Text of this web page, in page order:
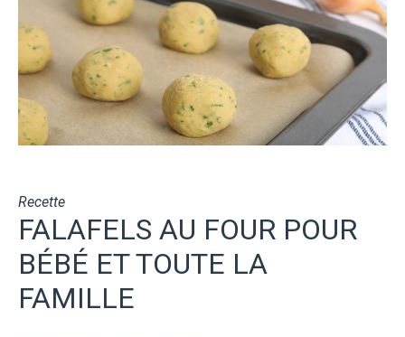
Recette
FALAFELS AU FOUR POUR
BÉBÉ ET TOUTE LA
FAMILLE